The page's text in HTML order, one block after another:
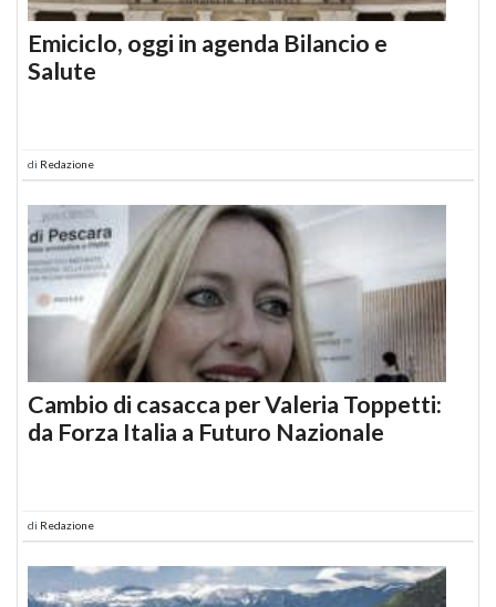
Emiciclo, oggi in agenda Bilancio e
Salute
di Redazione
Cambio di casacca per Valeria Toppetti:
da Forza Italia a Futuro Nazionale
di Redazione